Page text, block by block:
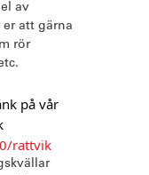
av
er att gärna
rör
på vår
rattvik